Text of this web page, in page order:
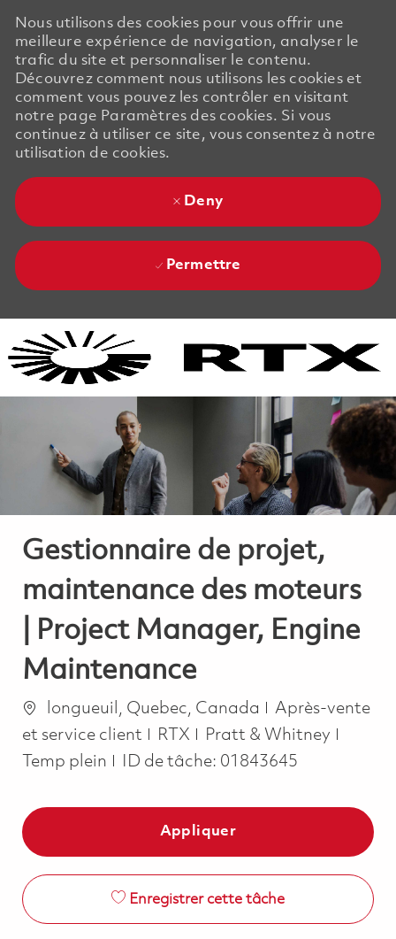
Nous utilisons des cookies pour vous offrir une
meilleure expérience de navigation, analyser le
trafic du site et personnaliser le contenu.
Découvrez comment nous utilisons les cookies et
comment vous pouvez les contrôler en visitant
notre page Paramètres des cookies. Si vous
continuez à utiliser ce site, vous consentez à notre
utilisation de cookies.
Deny
Permettre
Gestionnaire de projet,
maintenance des moteurs
| Project Manager, Engine
Maintenance
Emplacement
longueuil, Quebec, Canada Catégorie
Après-vente
et service client
RTX Pratt & Whitney
Temp plein
ID de tâche: 01843645
Appliquer
Enregistrer cette tâche